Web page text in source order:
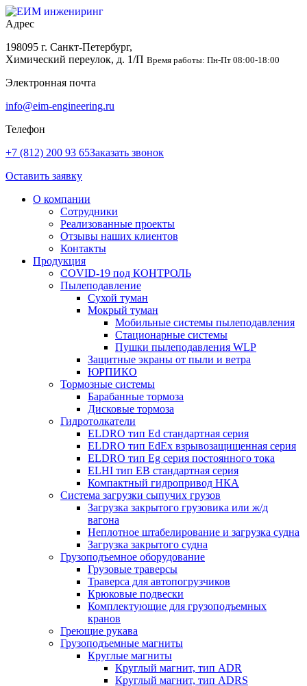
Адрес
198095 г. Санкт-Петербург,
Химический переулок, д. 1/П Время работы: Пн-Пт 08:00-18:00
Электронная почта
info@eim-engineering.ru
Телефон
+7 (812) 200 93 65Заказать звонок
Оставить заявку
О компании
Сотрудники
Реализованные проекты
Отзывы наших клиентов
Контакты
Продукция
COVID-19 под КОНТРОЛЬ
Пылеподавление
Сухой туман
Мокрый туман
Мобильные системы пылеподавления
Стационарные системы
Пушки пылеподавления WLP
Защитные экраны от пыли и ветра
ЮРПИКО
Тормозные системы
Барабанные тормоза
Дисковые тормоза
Гидротолкатели
ELDRO тип Ed стандартная серия
ELDRO тип EdEx взрывозащищенная серия
ELDRO тип Eg серия постоянного тока
ELHI тип ЕВ стандартная серия
Компактный гидропривод НКА
Система загрузки сыпучих грузов
Загрузка закрытого грузовика или ж/д
вагона
Неплотное штабелирование и загрузка судна
Загрузка закрытого судна
Грузоподъемное оборудование
Грузовые траверсы
Траверса для автопогрузчиков
Крюковые подвески
Комплектующие для грузоподъемных
кранов
Греющие рукава
Грузоподъемные магниты
Круглые магниты
Круглый магнит, тип ADR
Круглый магнит, тип ADRS